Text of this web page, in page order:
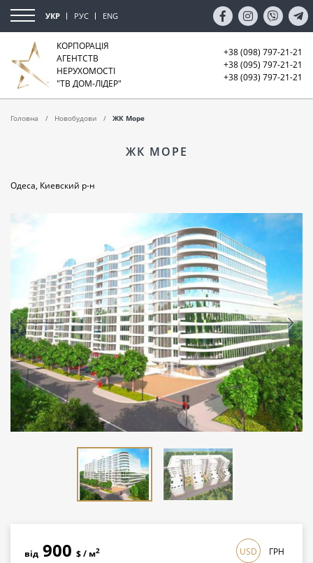
УКР РУС ENG
КОРПОРАЦІЯ
АГЕНТСТВ
НЕРУХОМОСТІ
"ТВ ДОМ-ЛІДЕР"
+38 (098) 797-21-21
+38 (095) 797-21-21
+38 (093) 797-21-21
Головна Новобудови ЖК Море
ЖК МОРЕ
Одеса, Киевский р-н
від 900 $ / м2 USD ГРН